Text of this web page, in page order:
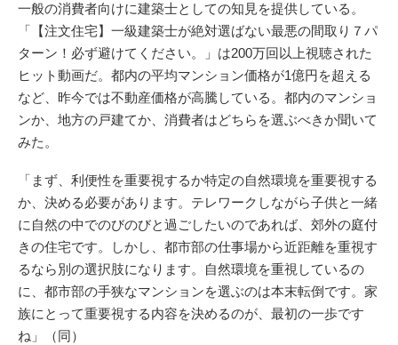
一般の消費者向けに建築士としての知見を提供している。
「【注文住宅】一級建築士が絶対選ばない最悪の間取り７パ
ターン！必ず避けてください。」は200万回以上視聴された
ヒット動画だ。都内の平均マンション価格が1億円を超える
など、昨今では不動産価格が高騰している。都内のマンショ
ンか、地方の戸建てか、消費者はどちらを選ぶべきか聞いて
みた。
「まず、利便性を重要視するか特定の自然環境を重要視する
か、決める必要があります。テレワークしながら子供と一緒
に自然の中でのびのびと過ごしたいのであれば、郊外の庭付
きの住宅です。しかし、都市部の仕事場から近距離を重視す
るなら別の選択肢になります。自然環境を重視しているの
に、都市部の手狭なマンションを選ぶのは本末転倒です。家
族にとって重要視する内容を決めるのが、最初の一歩です
ね」（同）